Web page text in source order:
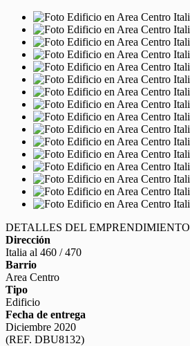
DETALLES DEL EMPRENDIMIENTO
Dirección
Italia al 460 / 470
Barrio
Area Centro
Tipo
Edificio
Fecha de entrega
Diciembre 2020
(REF. DBU8132)